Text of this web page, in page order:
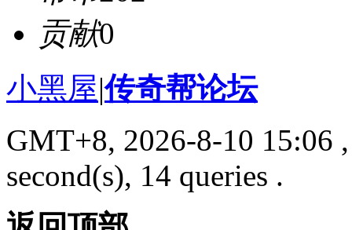
贡献0
小黑屋|传奇帮论坛
GMT+8, 2026-8-10 15:06
second(s), 14 queries .